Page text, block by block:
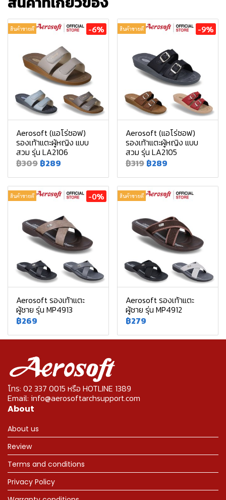
สินค้าขายดี -6%
Aerosoft (แอโร่ซอฟ)
รองเท้าแตะผู้หญิง แบบ
สวม รุ่น LA2106
฿309 ฿289
สินค้าขายดี -9%
Aerosoft (แอโร่ซอฟ)
รองเท้าแตะผู้หญิง แบบ
สวม รุ่น LA2105
฿319 ฿289
สินค้าขายดี -0%
Aerosoft รองเท้าแตะ
ผู้ชาย รุ่น MP4913
฿269
สินค้าขายดี
Aerosoft รองเท้าแตะ
ผู้ชาย รุ่น MP4912
฿279
โทร: 02 337 0015 หรือ HOTLINE 1389
Email: info@aerosoftarchsupport.com
About
About us
Review
Terms and conditions
Privacy Policy